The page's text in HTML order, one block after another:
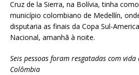
Cruz de la Sierra, na Bolívia, tinha
município colombiano de Medellín,
disputaria as finais da Copa Sul-
Nacional, amanhã à noite.
Seis pessoas foram resgatadas com
Colômbia